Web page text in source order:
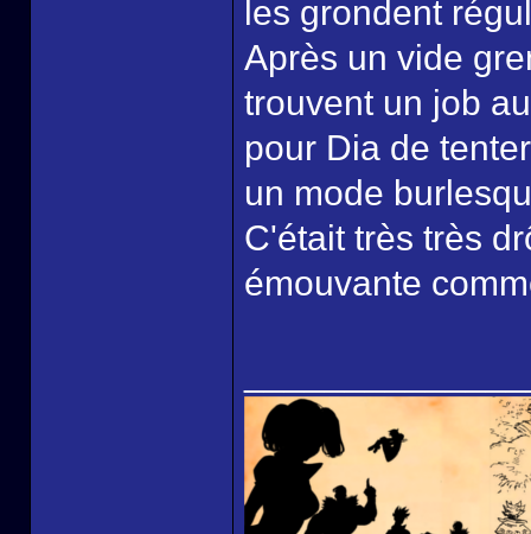
les grondent
Après un vide
trouvent un job
pour Dia de
un mode
C'était très très
émouvante